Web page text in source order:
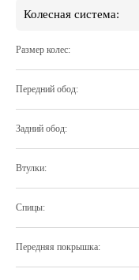
Колесная система:
Размер колес:
Передний обод:
Задний обод:
Втулки:
Спицы:
Передняя покрышка: